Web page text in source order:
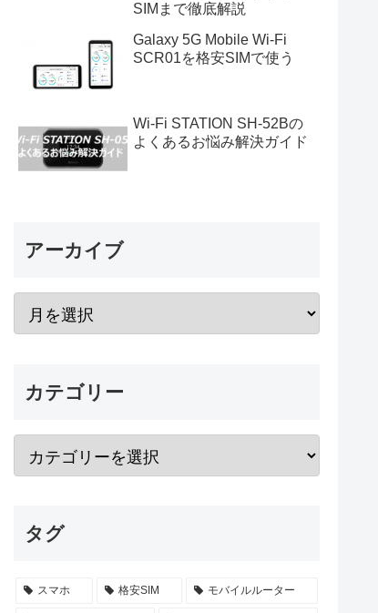
SIMまで徹底解説
Galaxy 5G Mobile Wi-Fi
SCR01を格安SIMで使う
Wi-Fi STATION SH-52Bの
よくあるお悩み解決ガイド
アーカイブ
カテゴリー
タグ
スマホ 格安SIM モバイルルーター